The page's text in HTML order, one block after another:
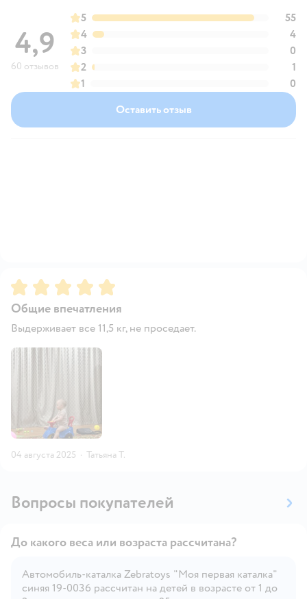
4,9
60 отзывов
5
55
4
4
3
0
2
1
1
0
Оставить отзыв
Рейтинг:5
Общие впечатления
Выдерживает все 11,5 кг, не проседает.
04 августа 2025 · Татьяна Т.
Вопросы покупателей
Открыть вопрос
До какого веса или возраста рассчитана?
Автомобиль-каталка Zebratoys "Моя первая каталка"
синяя 19-0036 рассчитан на детей в возрасте от 1 до